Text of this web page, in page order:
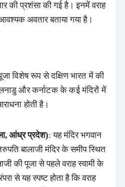
की प्रशंसा की गई है। इनमें वराह
अवतार बताया गया है।
विशेष रूप से दक्षिण भारत में की
और कर्नाटक के कई मंदिरों में
होती है।
आंध्र प्रदेश): यह मंदिर भगवान
बालाजी मंदिर के समीप स्थित
की पूजा से पहले वराह स्वामी के
से यह स्पष्ट होता है कि वराह